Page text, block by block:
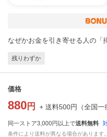
なぜかお金を引き寄せる人の「
残りわずか
価格
880 円 + 送料500円 （全国一
同一ストア3,000円以上で送料無料
条件により送料が異なる場合があります。